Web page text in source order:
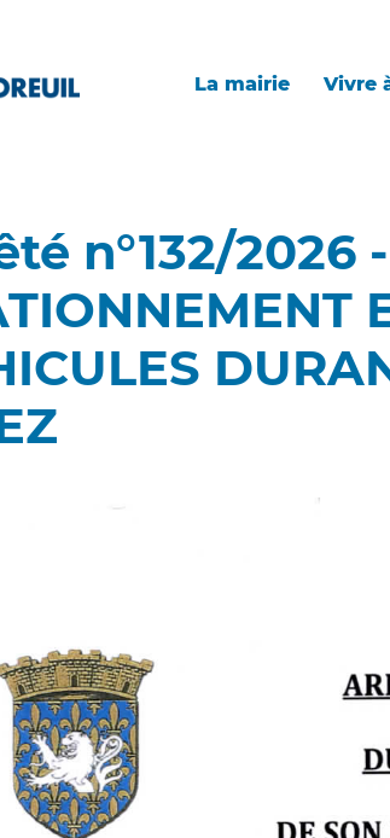
La mairie Vivre
n°132/2026